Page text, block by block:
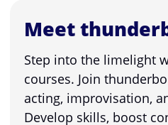
Meet
Step into the limelight
courses. Join
acting, improvisation,
Develop skills, boost